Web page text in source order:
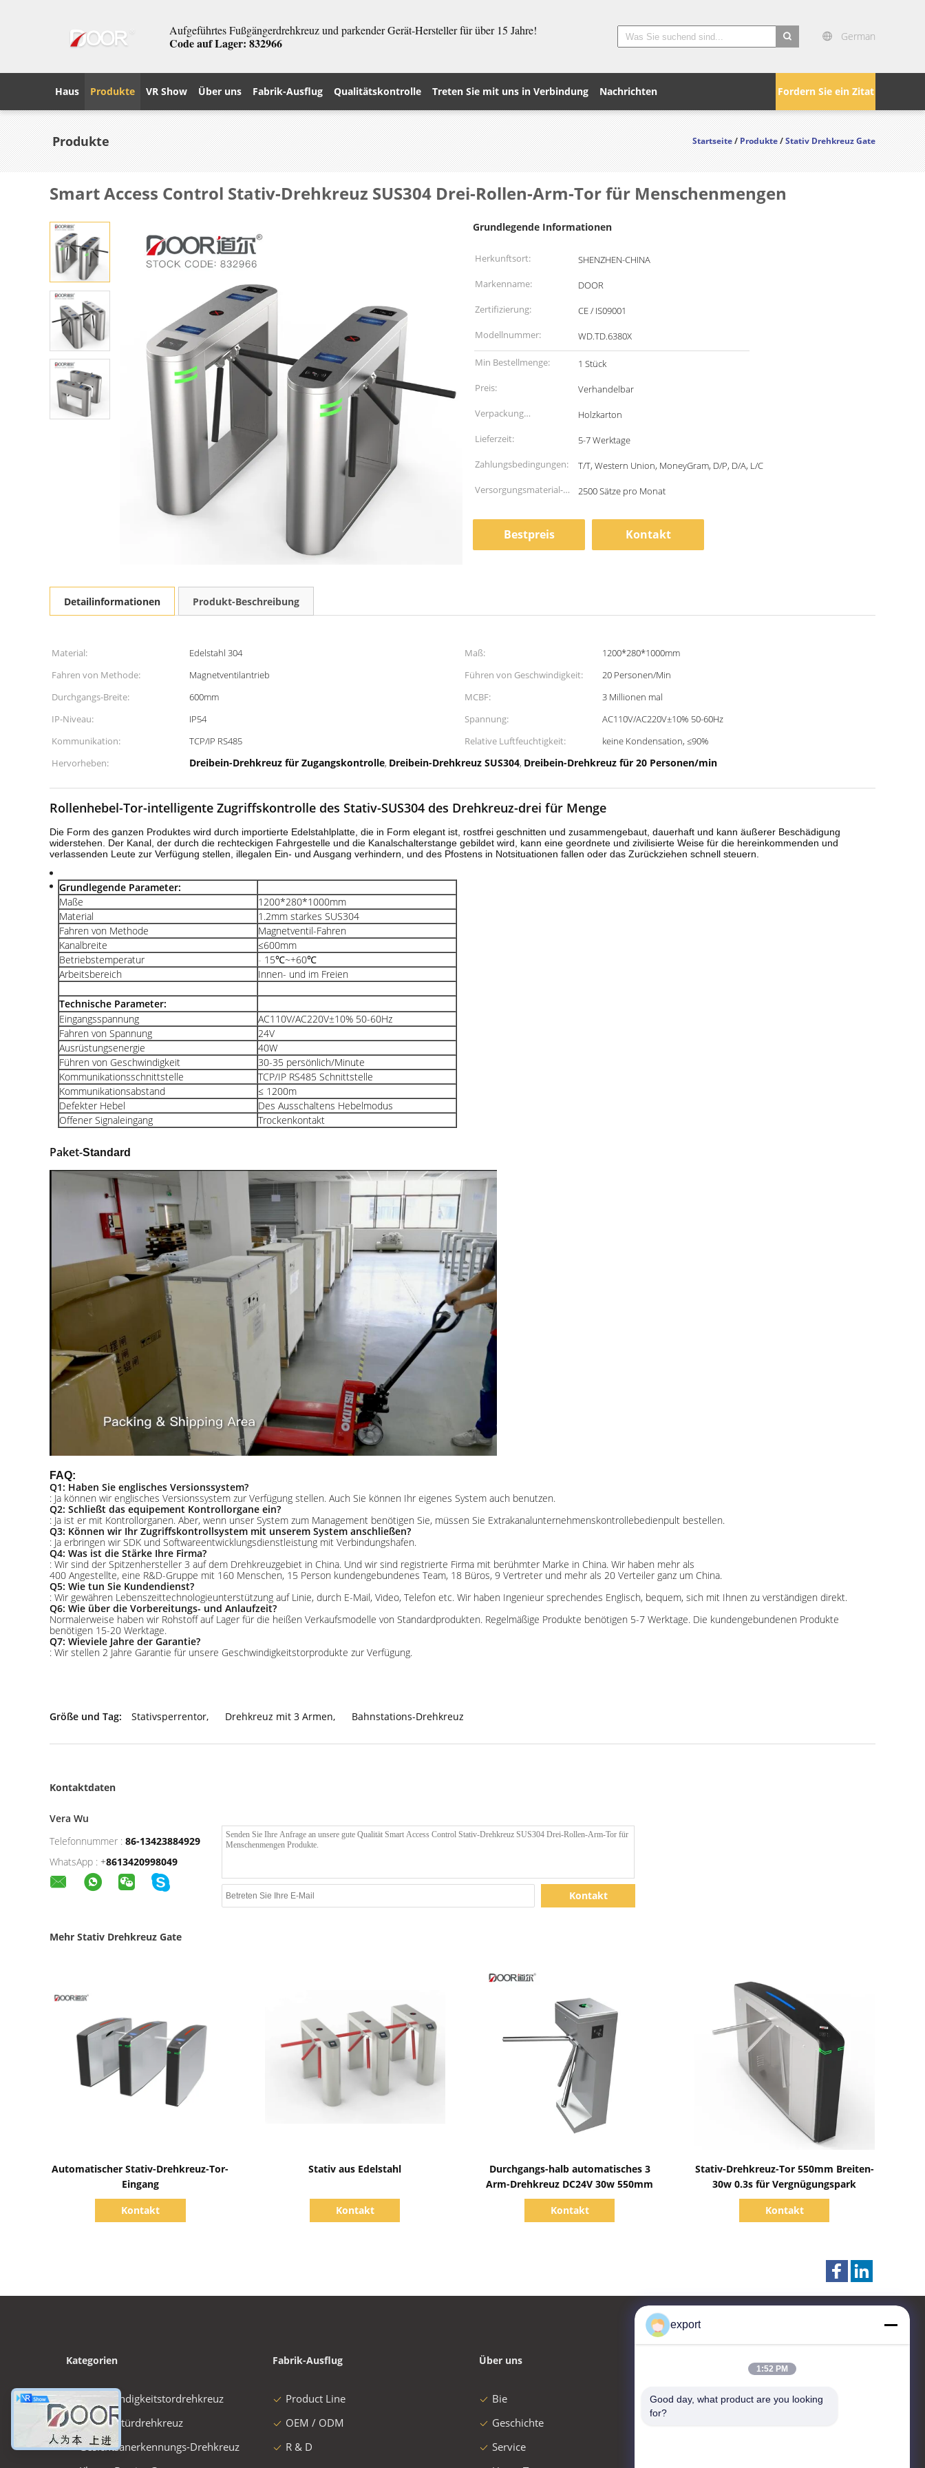
Aufgeführtes Fußgängerdrehkreuz und parkender Gerät-Hersteller für über 15 Jahre!
Code auf Lager: 832966 German
Fordern Sie ein Zitat
Haus Produkte VR Show Über uns Fabrik-Ausflug Qualitätskontrolle Treten Sie mit uns in Verbindung Nachrichten
Produkte Startseite/Produkte/Stativ Drehkreuz Gate
Smart Access Control Stativ-Drehkreuz SUS304 Drei-Rollen-Arm-Tor für Menschenmengen
Grundlegende Informationen
Herkunftsort:
SHENZHEN-CHINA
Markenname:
DOOR
Zertifizierung:
CE / IS09001
Modellnummer:
WD.TD.6380X
Min Bestellmenge:
1 Stück
Preis:
Verhandelbar
Verpackung
Informationen:
Holzkarton
Lieferzeit:
5-7 Werktage
Zahlungsbedingungen:
T/T, Western Union, MoneyGram, D/P, D/A, L/C
Versorgungsmaterial-
2500 Sätze pro Monat
Bestpreis Kontakt
Detailinformationen Produkt-Beschreibung
Material: Edelstahl 304 Maß:
1200*280*1000mm
Fahren von Methode:
Magnetventilantrieb Führen von Geschwindigkeit:
20 Personen/Min
Durchgangs-Breite:
600mm MCBF:
3 Millionen mal
IP-Niveau:
IP54 Spannung:
AC110V/AC220V±10% 50-60Hz
Kommunikation:
TCP/IP RS485 Relative Luftfeuchtigkeit:
keine Kondensation, ≤90%
Hervorheben:
Dreibein-Drehkreuz für Zugangskontrolle, Dreibein-Drehkreuz SUS304, Dreibein-Drehkreuz für 20 Personen/min
Rollenhebel-Tor-intelligente Zugriffskontrolle des Stativ-SUS304 des Drehkreuz-drei für Menge
Die Form des ganzen Produktes wird durch importierte Edelstahlplatte, die in Form elegant ist, rostfrei geschnitten und zusammengebaut, dauerhaft und kann äußerer Beschädigung
widerstehen. Der Kanal, der durch die rechteckigen Fahrgestelle und die Kanalschalterstange gebildet wird, kann eine geordnete und zivilisierte Weise für die hereinkommenden und
verlassenden Leute zur Verfügung stellen, illegalen Ein- und Ausgang verhindern, und des Pfostens in Notsituationen fallen oder das Zurückziehen schnell steuern.
Grundlegende Parameter:
Maße
1200*280*1000mm
Material
1.2mm starkes SUS304
Fahren von Methode
Magnetventil-Fahren
Kanalbreite
≤600mm
Betriebstemperatur
- 15℃~+60℃
Arbeitsbereich
Innen- und im Freien
Technische Parameter:
Eingangsspannung
AC110V/AC220V±10% 50-60Hz
Fahren von Spannung
24V
Ausrüstungsenergie
40W
Führen von Geschwindigkeit
30-35 persönlich/Minute
Kommunikationsschnittstelle
TCP/IP RS485 Schnittstelle
Kommunikationsabstand
≤ 1200m
Defekter Hebel
Des Ausschaltens Hebelmodus
Offener Signaleingang
Trockenkontakt
Paket-Standard
FAQ:
Q1: Haben Sie englisches Versionssystem?
: Ja können wir englisches Versionssystem zur Verfügung stellen. Auch Sie können Ihr eigenes System auch benutzen.
Q2: Schließt das equipement Kontrollorgane ein?
: Ja ist er mit Kontrollorganen. Aber, wenn unser System zum Management benötigen Sie, müssen Sie Extrakanalunternehmenskontrollebedienpult bestellen.
Q3: Können wir Ihr Zugriffskontrollsystem mit unserem System anschließen?
: Ja erbringen wir SDK und Softwareentwicklungsdienstleistung mit Verbindungshafen.
Q4: Was ist die Stärke Ihre Firma?
: Wir sind der Spitzenhersteller 3 auf dem Drehkreuzgebiet in China. Und wir sind registrierte Firma mit berühmter Marke in China. Wir haben mehr als
400 Angestellte, eine R&D-Gruppe mit 160 Menschen, 15 Person kundengebundenes Team, 18 Büros, 9 Vertreter und mehr als 20 Verteiler ganz um China.
Q5: Wie tun Sie Kundendienst?
: Wir gewähren Lebenszeittechnologieunterstützung auf Linie, durch E-Mail, Video, Telefon etc. Wir haben Ingenieur sprechendes Englisch, bequem, sich mit Ihnen zu verständigen direkt.
Q6: Wie über die Vorbereitungs- und Anlaufzeit?
Normalerweise haben wir Rohstoff auf Lager für die heißen Verkaufsmodelle von Standardprodukten. Regelmäßige Produkte benötigen 5-7 Werktage. Die kundengebundenen Produkte
benötigen 15-20 Werktage.
Q7: Wieviele Jahre der Garantie?
: Wir stellen 2 Jahre Garantie für unsere Geschwindigkeitstorprodukte zur Verfügung.
Größe und Tag: Stativsperrentor, Drehkreuz mit 3 Armen, Bahnstations-Drehkreuz
Kontaktdaten
Vera Wu
Telefonnummer : 86-13423884929
WhatsApp : +8613420998049
Kontakt
Mehr Stativ Drehkreuz Gate
Automatischer Stativ-Drehkreuz-Tor-
Eingang
Kontakt
Stativ aus Edelstahl
Kontakt
Durchgangs-halb automatisches 3
Arm-Drehkreuz DC24V 30w 550mm
Kontakt
Stativ-Drehkreuz-Tor 550mm Breiten-
30w 0.3s für Vergnügungspark
Kontakt
Kategorien
Geschwindigkeitstordrehkreuz
Schwenktürdrehkreuz
Gesichtsanerkennungs-Drehkreuz
Fabrik-Ausflug
Product Line
OEM / ODM
R & D
Über uns
Bie
Geschichte
Service
Shenzhen Door Intelligent
Control Technology Co., Ltd
export
1:52 PM
Good day, what product are you looking
for?